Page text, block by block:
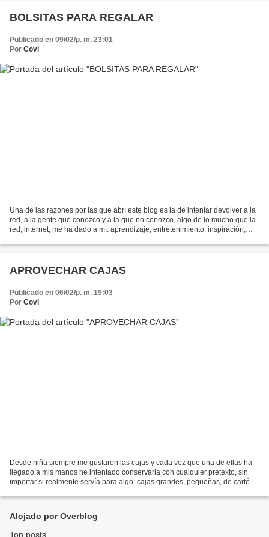
BOLSITAS PARA REGALAR
Publicado en 09/02/p. m. 23:01
Por Covi
Una de las razones por las que abrí este blog es la de intentar devolver a la
red, a la gente que conozco y a la que no conozco, algo de lo mucho que la
red, internet, me ha dado a mí: aprendizaje, entretenimiento, inspiración,
APROVECHAR CAJAS
Publicado en 06/02/p. m. 19:03
Por Covi
Desde niña siempre me gustaron las cajas y cada vez que una de ellas ha
llegado a mis manos he intentado conservarla con cualquier pretexto, sin
importar si realmente servía para algo: cajas grandes, pequeñas, de cartón,
Alojado por Overblog
Top posts